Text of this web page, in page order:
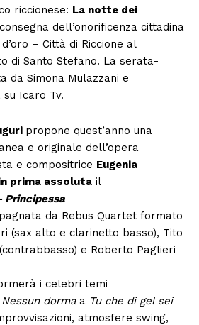
riccionese: La notte dei
dell’onorificenza cittadina
– Città di Riccione al
di Santo Stefano. La serata-
da Simona Mulazzani e
Icaro Tv.
propone quest’anno una
e originale dell’opera
e compositrice Eugenia
prima assoluta il
Principessa
da Rebus Quartet formato
(sax alto e clarinetto basso), Tito
e Roberto Paglieri
i celebri temi
Nessun dormaa Tu che di gel sei
atmosfere swing,